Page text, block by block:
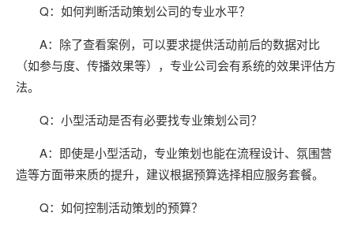
Q：如何判断活动策划公司的专业水平？
A：除了查看案例，可以要求提供活动前后的数据对比
（如参与度、传播效果等），专业公司会有系统的效果评估方
法。
Q：小型活动是否有必要找专业策划公司？
A：即使是小型活动，专业策划也能在流程设计、氛围营
造等方面带来质的提升，建议根据预算选择相应服务套餐。
Q：如何控制活动策划的预算？